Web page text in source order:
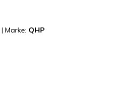
|Marke: QHP